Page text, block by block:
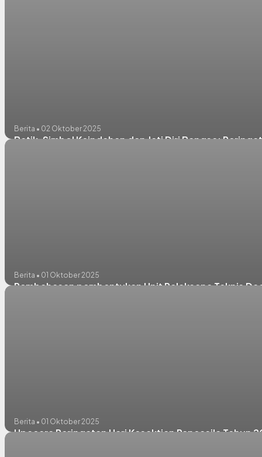
Berita • 02 Oktober 2025
Batik, Simbol Keindahan dan Jati Diri Bangsa:
Berita • 01 Oktober 2025
Pembahasan pembentukan Unit Pelaksana Teknis
Berita • 01 Oktober 2025
Upacara Peringatan Hari Kesaktian Pancasila Tahun